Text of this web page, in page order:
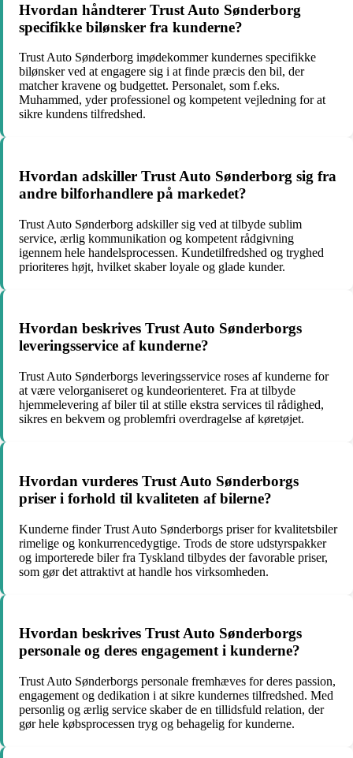
Hvordan håndterer Trust Auto Sønderborg
specifikke bilønsker fra kunderne?
Trust Auto Sønderborg imødekommer kundernes specifikke
bilønsker ved at engagere sig i at finde præcis den bil, der
matcher kravene og budgettet. Personalet, som f.eks.
Muhammed, yder professionel og kompetent vejledning for at
sikre kundens tilfredshed.
Hvordan adskiller Trust Auto Sønderborg sig fra
andre bilforhandlere på markedet?
Trust Auto Sønderborg adskiller sig ved at tilbyde sublim
service, ærlig kommunikation og kompetent rådgivning
igennem hele handelsprocessen. Kundetilfredshed og tryghed
prioriteres højt, hvilket skaber loyale og glade kunder.
Hvordan beskrives Trust Auto Sønderborgs
leveringsservice af kunderne?
Trust Auto Sønderborgs leveringsservice roses af kunderne for
at være velorganiseret og kundeorienteret. Fra at tilbyde
hjemmelevering af biler til at stille ekstra services til rådighed,
sikres en bekvem og problemfri overdragelse af køretøjet.
Hvordan vurderes Trust Auto Sønderborgs
priser i forhold til kvaliteten af bilerne?
Kunderne finder Trust Auto Sønderborgs priser for kvalitetsbiler
rimelige og konkurrencedygtige. Trods de store udstyrspakker
og importerede biler fra Tyskland tilbydes der favorable priser,
som gør det attraktivt at handle hos virksomheden.
Hvordan beskrives Trust Auto Sønderborgs
personale og deres engagement i kunderne?
Trust Auto Sønderborgs personale fremhæves for deres passion,
engagement og dedikation i at sikre kundernes tilfredshed. Med
personlig og ærlig service skaber de en tillidsfuld relation, der
gør hele købsprocessen tryg og behagelig for kunderne.